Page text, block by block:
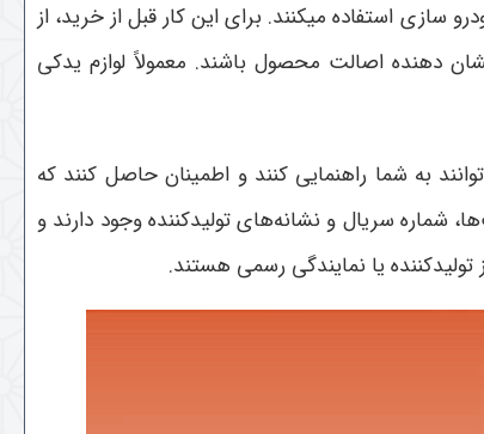
استفاده میکنند. برای این کار قبل از خرید، از
دهنده اصالت محصول باشند. معمولاً لوازم یدکی
به شما راهنمایی کنند و اطمینان حاصل کنند که
شماره سریال و نشانه‌های تولیدکننده وجود دارند و
تولیدکننده یا نمایندگی رسمی هستند.